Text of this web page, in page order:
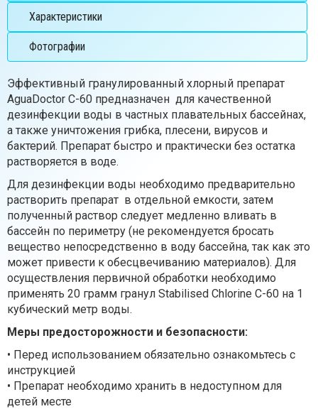
Характеристики
Фотографии
Эффективный гранулированный хлорный препарат
AguaDoctor C-60 предназначен для качественной
дезинфекции воды в частных плавательных бассейнах,
а также уничтожения грибка, плесени, вирусов и
бактерий. Препарат быстро и практически без остатка
растворяется в воде.
Для дезинфекции воды необходимо предварительно
растворить препарат в отдельной емкости, затем
полученный раствор следует медленно вливать в
бассейн по периметру (не рекомендуется бросать
вещество непосредственно в воду бассейна, так как это
может привести к обесцвечиванию материалов). Для
осуществления первичной обработки необходимо
применять 20 грамм гранул Stabilised Chlorine C-60 на 1
кубический метр воды.
Меры предосторожности и безопасности:
• Перед использованием обязательно ознакомьтесь с
инструкцией
• Препарат необходимо хранить в недоступном для
детей месте